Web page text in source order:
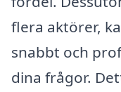
flera aktörer,
snabbt och
dina frågor.